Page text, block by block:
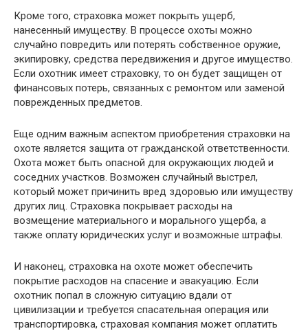
Кроме того, страховка может покрыть ущерб,
нанесенный имуществу. В процессе охоты можно
случайно повредить или потерять собственное оружие,
экипировку, средства передвижения и другое имущество.
Если охотник имеет страховку, то он будет защищен от
финансовых потерь, связанных с ремонтом или заменой
поврежденных предметов.
Еще одним важным аспектом приобретения страховки на
охоте является защита от гражданской ответственности.
Охота может быть опасной для окружающих людей и
соседних участков. Возможен случайный выстрел,
который может причинить вред здоровью или имуществу
других лиц. Страховка покрывает расходы на
возмещение материального и морального ущерба, а
также оплату юридических услуг и возможные штрафы.
И наконец, страховка на охоте может обеспечить
покрытие расходов на спасение и эвакуацию. Если
охотник попал в сложную ситуацию вдали от
цивилизации и требуется спасательная операция или
транспортировка, страховая компания может оплатить